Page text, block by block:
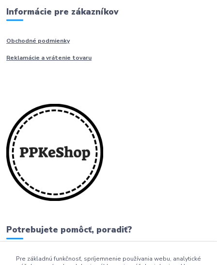
Informácie pre zákazníkov
Obchodné podmienky
Reklamácie a vrátenie tovaru
Potrebujete pomôcť, poradiť?
0911 279 230
Pre základnú funkčnosť, spríjemnenie používania webu, analytické